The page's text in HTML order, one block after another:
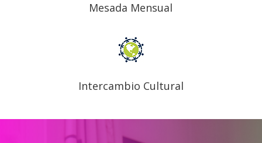
Mesada Mensual
Intercambio Cultural